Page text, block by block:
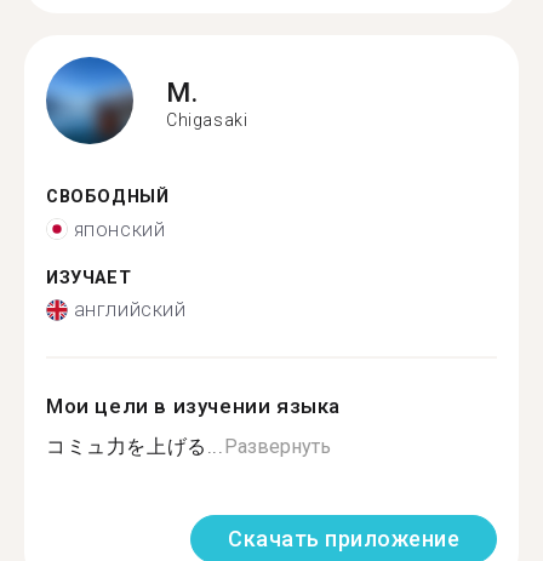
M.
Chigasaki
СВОБОДНЫЙ
японский
ИЗУЧАЕТ
английский
Мои цели в изучении языка
コミュ力を上げる...Развернуть
Скачать приложение